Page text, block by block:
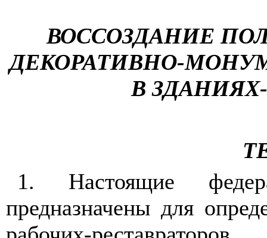
ВОССОЗДАНИЕ
ДЕКОРАТИВНО-
В
1. Настоящие
предназначены для